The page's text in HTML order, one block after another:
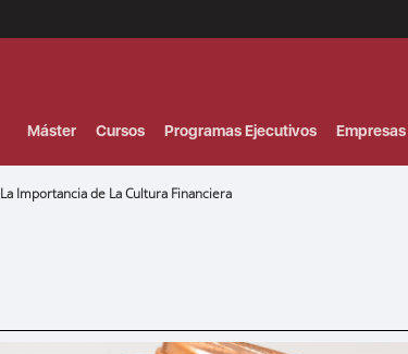
Máster Cursos Programas Ejecutivos Empresas
La Importancia de La Cultura Financiera